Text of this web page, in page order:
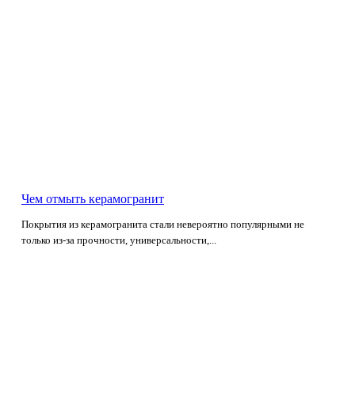
Чем отмыть керамогранит
Покрытия из керамогранита стали невероятно популярными не
только из-за прочности, универсальности,...